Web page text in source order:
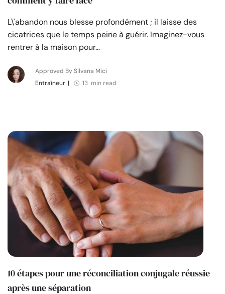
L\'abandon nous blesse profondément ; il laisse des
cicatrices que le temps peine à guérir. Imaginez-vous
rentrer à la maison pour…
Approved By Silvana Mici
Entraîneur | 13 min read
10 étapes pour une réconciliation conjugale réussie
après une séparation